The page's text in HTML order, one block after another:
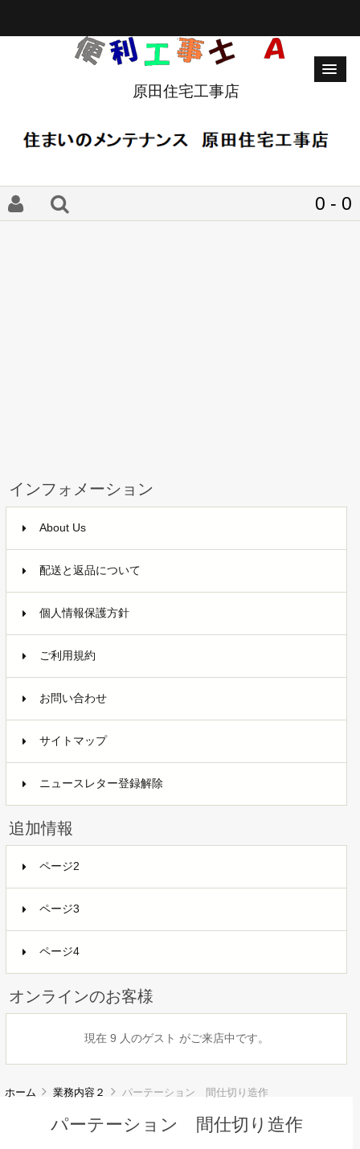
原田住宅工事店
0 - 0
インフォメーション
About Us
配送と返品について
個人情報保護方針
ご利用規約
お問い合わせ
サイトマップ
ニュースレター登録解除
追加情報
ページ2
ページ3
ページ4
オンラインのお客様
現在 9 人のゲスト がご来店中です。
ホーム 業務内容２ パーテーション 間仕切り造作
パーテーション 間仕切り造作